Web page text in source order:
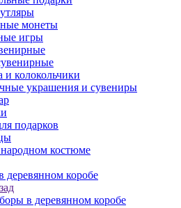
монеты
игры
и колокольчики
украшения и сувениры
подарков
костюме
деревянном коробе
в деревянном коробе